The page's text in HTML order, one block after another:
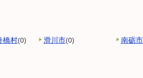
橋村(0) 滑川市(0) 南砺市